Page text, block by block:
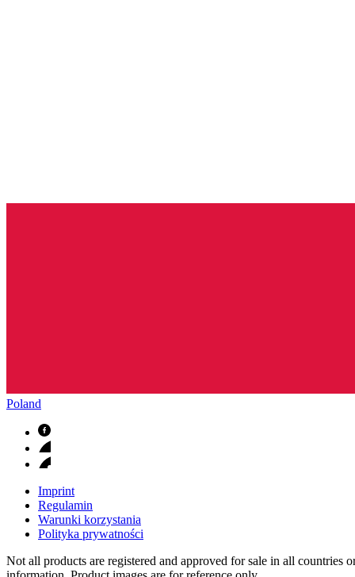
Poland
Imprint
Regulamin
Warunki korzystania
Polityka prywatności
Not all products are registered and approved for sale in all